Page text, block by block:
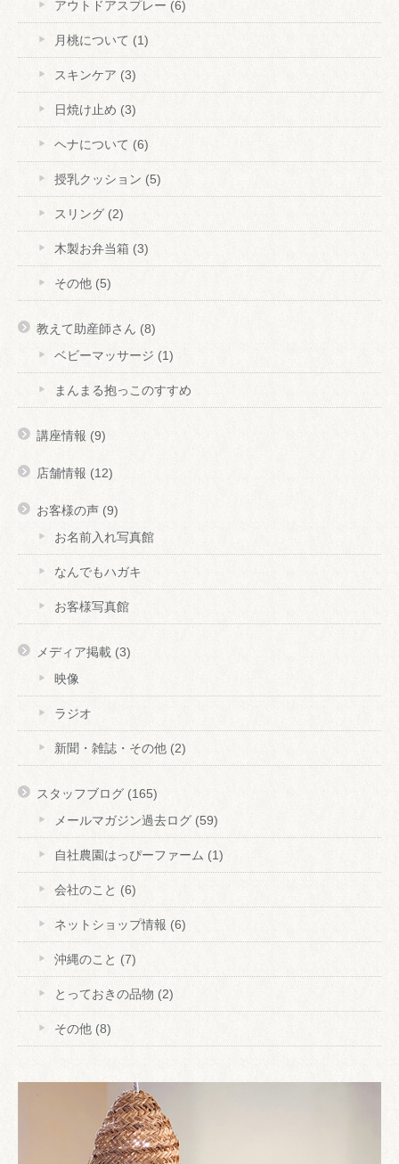
アウトドアスプレー (6)
月桃について (1)
スキンケア (3)
日焼け止め (3)
ヘナについて (6)
授乳クッション (5)
スリング (2)
木製お弁当箱 (3)
その他 (5)
教えて助産師さん (8)
ベビーマッサージ (1)
まんまる抱っこのすすめ
講座情報 (9)
店舗情報 (12)
お客様の声 (9)
お名前入れ写真館
なんでもハガキ
お客様写真館
メディア掲載 (3)
映像
ラジオ
新聞・雑誌・その他 (2)
スタッフブログ (165)
メールマガジン過去ログ (59)
自社農園はっぴーファーム (1)
会社のこと (6)
ネットショップ情報 (6)
沖縄のこと (7)
とっておきの品物 (2)
その他 (8)